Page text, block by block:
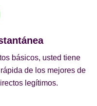
básicos, usted tiene
de los mejores de
legítimos.